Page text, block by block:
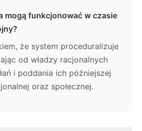
mogą funkcjonować w czasie
że system proceduralizuje
od władzy racjonalnych
i poddania ich późniejszej
oraz społecznej.